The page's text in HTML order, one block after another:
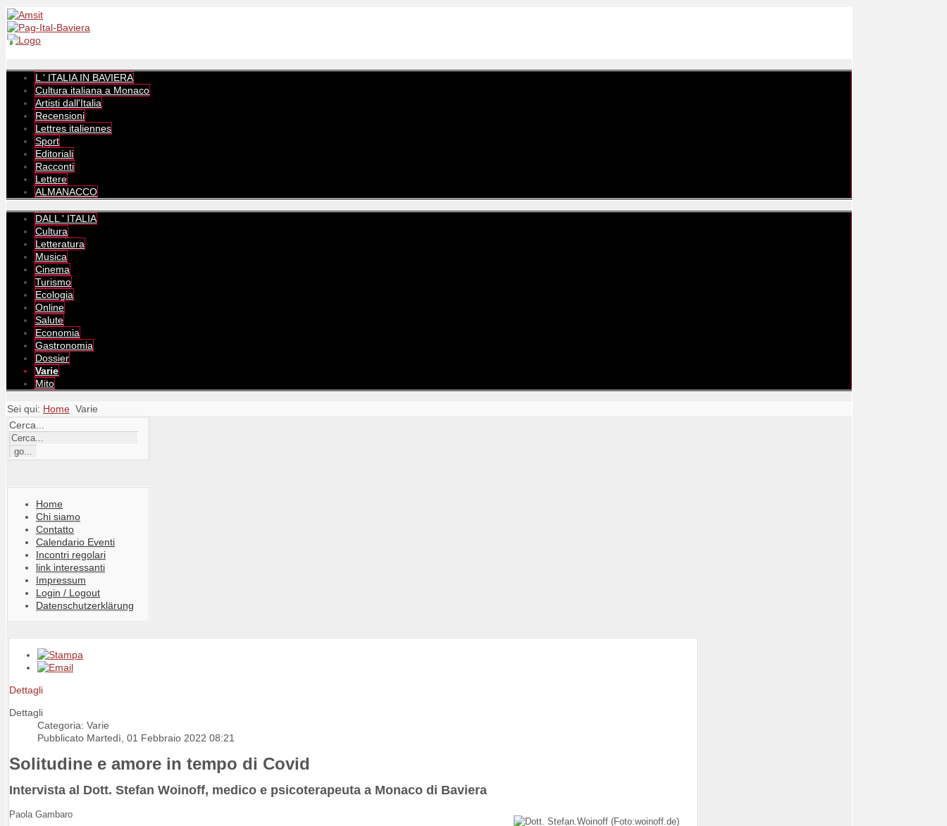
L ' ITALIA IN BAVIERA
Cultura italiana a Monaco
Artisti dall'Italia
Recensioni
Lettres italiennes
Sport
Editoriali
Racconti
Lettere
ALMANACCO
DALL ' ITALIA
Cultura
Letteratura
Musica
Cinema
Turismo
Ecologia
Online
Salute
Economia
Gastronomia
Dossier
Varie
Mito
Sei qui: Home Varie
Cerca...
Home
Chi siamo
Contatto
Calendario Eventi
Incontri regolari
link interessanti
Impressum
Login / Logout
Datenschutzerklärung
Dettagli
Dettagli
Categoria: Varie
Pubblicato Martedì, 01 Febbraio 2022 08:21
Solitudine e amore in tempo di Covid
Intervista al Dott. Stefan Woinoff, medico e psicoterapeuta a Monaco di Baviera
Paola Gambaro